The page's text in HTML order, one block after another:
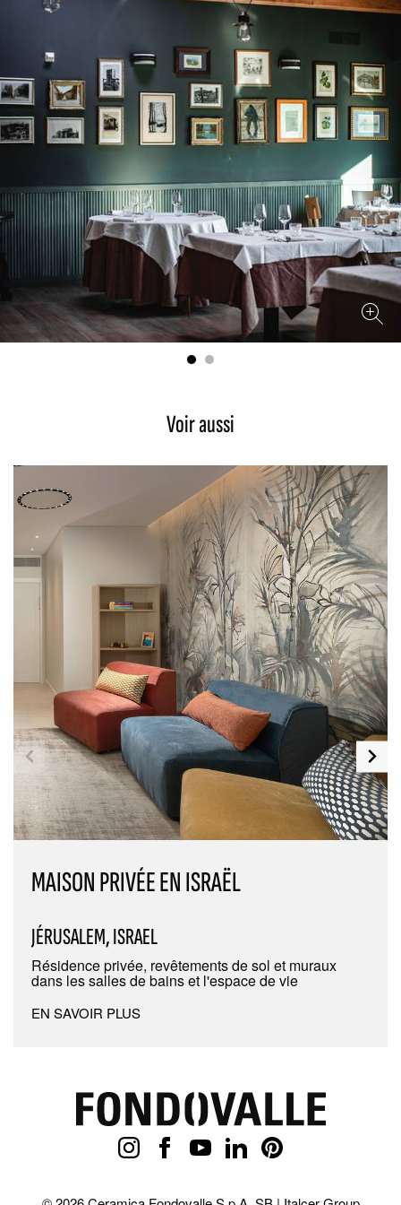
Voir aussi
MAISON PRIVÉE EN ISRAËL
JÉRUSALEM, ISRAEL
Résidence privée, revêtements de sol et muraux
dans les salles de bains et l'espace de vie
EN SAVOIR PLUS